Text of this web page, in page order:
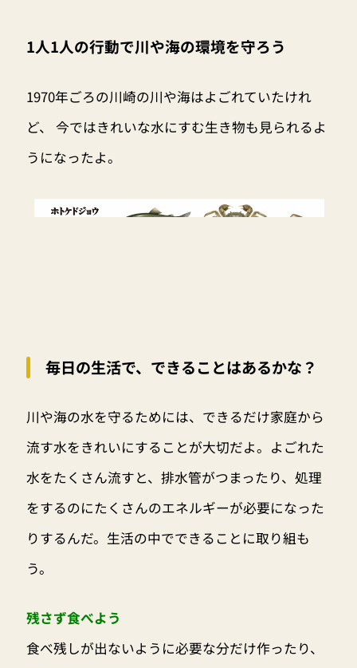
1人1人の行動で川や海の環境を守ろう
1970年ごろの川崎の川や海はよごれていたけれ
ど、 今ではきれいな水にすむ生き物も見られるよ
うになったよ。
毎日の生活で、できることはあるかな？
川や海の水を守るためには、できるだけ家庭から
流す水をきれいにすることが大切だよ。よごれた
水をたくさん流すと、排水管がつまったり、処理
をするのにたくさんのエネルギーが必要になった
りするんだ。生活の中でできることに取り組も
う。
残さず食べよう
食べ残しが出ないように必要な分だけ作ったり、